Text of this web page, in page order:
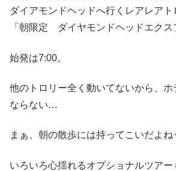
ダイアモンドヘッドへ行くレアレアト
「朝限定 ダイヤモンドヘッドエクス
始発は7:00。
他のトロリー全く動いてないから、ホ
ならない…
まぁ、朝の散歩には持ってこいだよね
いろいろ心揺れるオプショナルツア